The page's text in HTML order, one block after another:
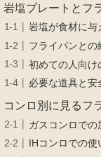
岩塩プレートとフ
岩塩が食材に与
フライパンと
初めての人向け
必要な道具と安
コンロ別に見るフ
ガスコンロでの
IHコンロでの使